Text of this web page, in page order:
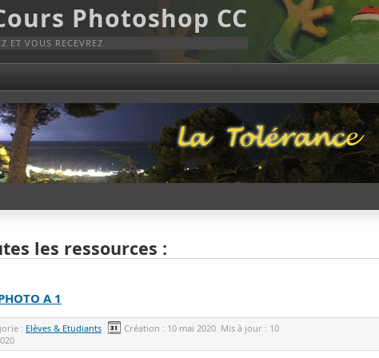
Photoshop CC
ET VOUS RECEVREZ
les ressources :
A 1
: Elèves & Etudiants Création : 10 mai 2020 Mis à jour : 10